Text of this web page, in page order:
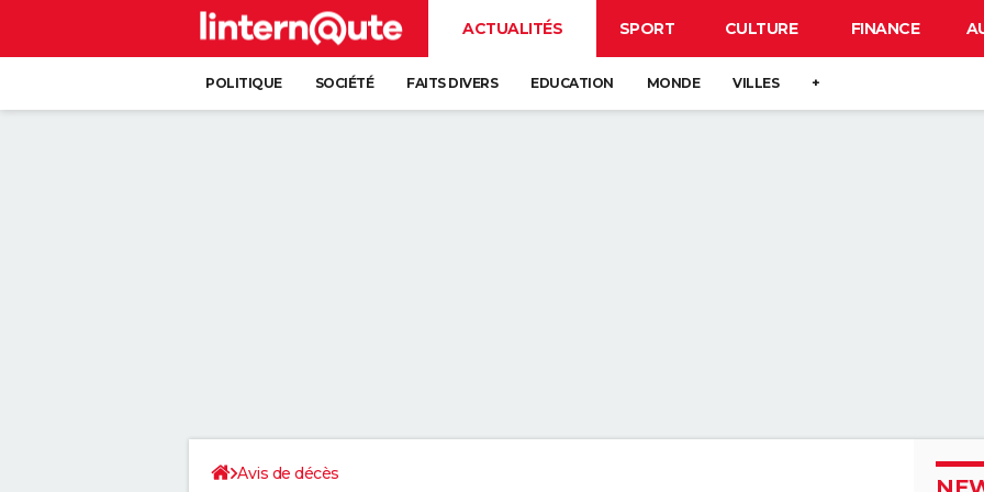
ACTUALITÉS SPORT CULTURE FINANCE
POLITIQUE SOCIÉTÉ FAITS DIVERS EDUCATION MONDE VILLES +
Avis de décès